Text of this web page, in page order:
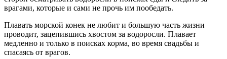
врагами, которые и сами не прочь им пообедать.
Плавать морской конек не любит и большую часть жизни
проводит, зацепившись хвостом за водоросли. Плавает
медленно и только в поисках корма, во время свадьбы и
спасаясь от врагов.